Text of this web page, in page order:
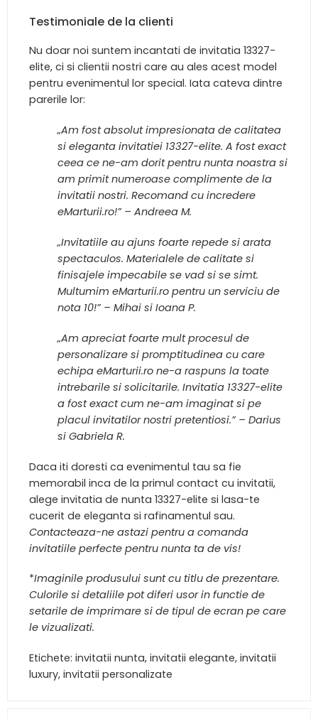
Testimoniale de la clienti
Nu doar noi suntem incantati de invitatia 13327-
elite, ci si clientii nostri care au ales acest model
pentru evenimentul lor special. Iata cateva dintre
parerile lor:
„Am fost absolut impresionata de calitatea
si eleganta invitatiei 13327-elite. A fost exact
ceea ce ne-am dorit pentru nunta noastra si
am primit numeroase complimente de la
invitatii nostri. Recomand cu incredere
eMarturii.ro!” – Andreea M.
„Invitatiile au ajuns foarte repede si arata
spectaculos. Materialele de calitate si
finisajele impecabile se vad si se simt.
Multumim eMarturii.ro pentru un serviciu de
nota 10!” – Mihai si Ioana P.
„Am apreciat foarte mult procesul de
personalizare si promptitudinea cu care
echipa eMarturii.ro ne-a raspuns la toate
intrebarile si solicitarile. Invitatia 13327-elite
a fost exact cum ne-am imaginat si pe
placul invitatilor nostri pretentiosi.” – Darius
si Gabriela R.
Daca iti doresti ca evenimentul tau sa fie
memorabil inca de la primul contact cu invitatii,
alege invitatia de nunta 13327-elite si lasa-te
cucerit de eleganta si rafinamentul sau.
Contacteaza-ne astazi pentru a comanda
invitatiile perfecte pentru nunta ta de vis!
*Imaginile produsului sunt cu titlu de prezentare.
Culorile si detaliile pot diferi usor in functie de
setarile de imprimare si de tipul de ecran pe care
le vizualizati.
Etichete: invitatii nunta, invitatii elegante, invitatii
luxury, invitatii personalizate